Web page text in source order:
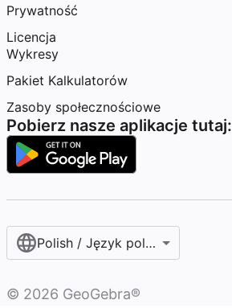
Prywatność
Licencja
Wykresy
Pakiet Kalkulatorów
Zasoby społecznościowe
Pobierz nasze aplikacje tutaj:
Polish / Język polski‎
© 2026 GeoGebra®